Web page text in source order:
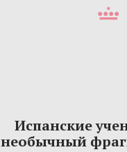
Испанские
необычный